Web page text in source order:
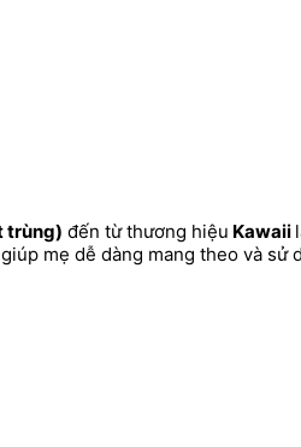
trùng) đến từ thương hiệu Kawaii
mẹ dễ dàng mang theo và sử